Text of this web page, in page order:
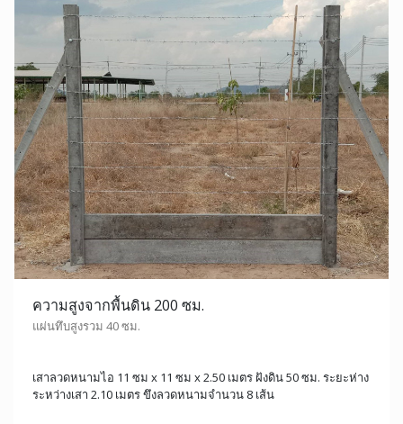
ความสูงจากพื้นดิน 200 ซม.
แผ่นทึบสูงรวม 40 ซม.
เสาลวดหนามไอ 11 ซม x 11 ซม x 2.50 เมตร ฝังดิน 50 ซม. ระยะห่าง
ระหว่างเสา 2.10 เมตร ขึงลวดหนามจำนวน 8 เส้น